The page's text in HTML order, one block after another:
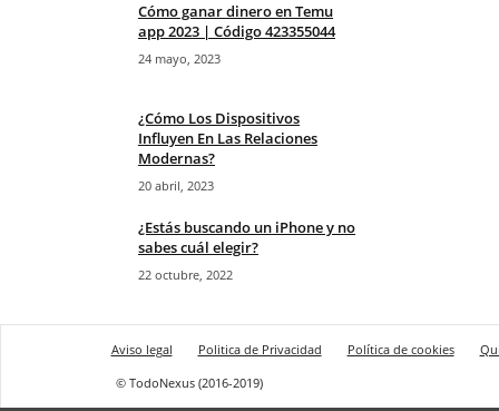
Cómo ganar dinero en Temu
app 2023 | Código 423355044
24 mayo, 2023
¿Cómo Los Dispositivos
Influyen En Las Relaciones
Modernas?
20 abril, 2023
¿Estás buscando un iPhone y no
sabes cuál elegir?
22 octubre, 2022
Aviso legal Politica de Privacidad Política de cookies
© TodoNexus (2016-2019)